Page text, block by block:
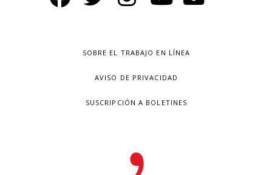
SOBRE EL TRABAJO EN LÍNEA
AVISO DE PRIVACIDAD
SUSCRIPCIÓN A BOLETINES